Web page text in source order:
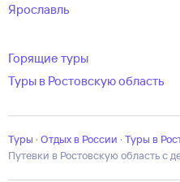
Ярославль
Горящие туры
Туры в Ростовскую область
Туры · Отдых в России · Туры в
Путевки в Ростовскую область с